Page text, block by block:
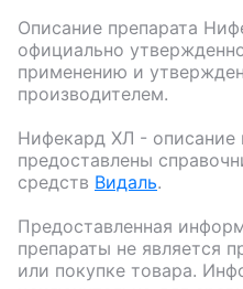
Описание препарата
официально
применению и
производителем.
Нифекард ХЛ - описание
предоставлены
средств Видаль.
Предоставленная
препараты не является
или покупке товара.